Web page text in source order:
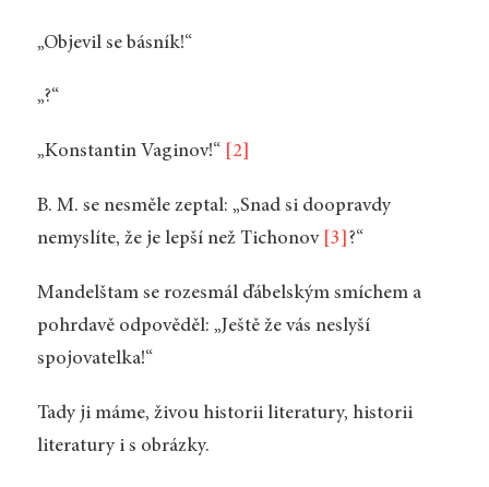
„Objevil se básník!“
„?“
„Konstantin Vaginov!“ [2]
B. M. se nesměle zeptal: „Snad si doopravdy
nemyslíte, že je lepší než Tichonov [3] ?“
Mandelštam se rozesmál ďábelským smíchem a
pohrdavě odpověděl: „Ještě že vás neslyší
spojovatelka!“
Tady ji máme, živou historii literatury, historii
literatury i s obrázky.